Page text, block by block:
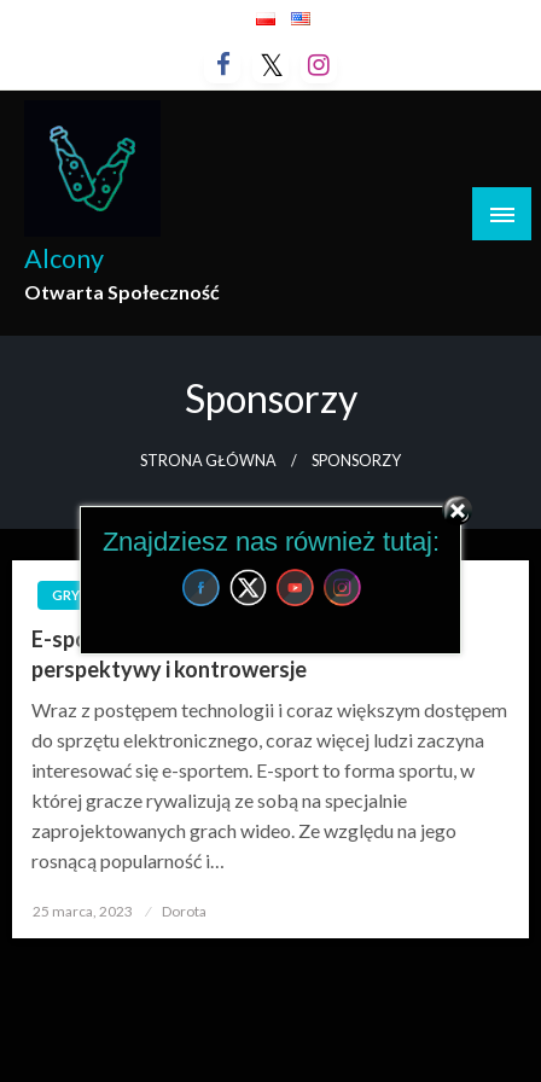
Alcony
Otwarta Społeczność
Sponsorzy
STRONA GŁÓWNA SPONSORZY
GRY
E-sport jako sport przyszłości: rozwój,
perspektywy i kontrowersje
Wraz z postępem technologii i coraz większym dostępem
do sprzętu elektronicznego, coraz więcej ludzi zaczyna
interesować się e-sportem. E-sport to forma sportu, w
której gracze rywalizują ze sobą na specjalnie
zaprojektowanych grach wideo. Ze względu na jego
rosnącą popularność i…
Opublikowane
25 marca, 2023 Dorota
Znajdziesz nas również tutaj: